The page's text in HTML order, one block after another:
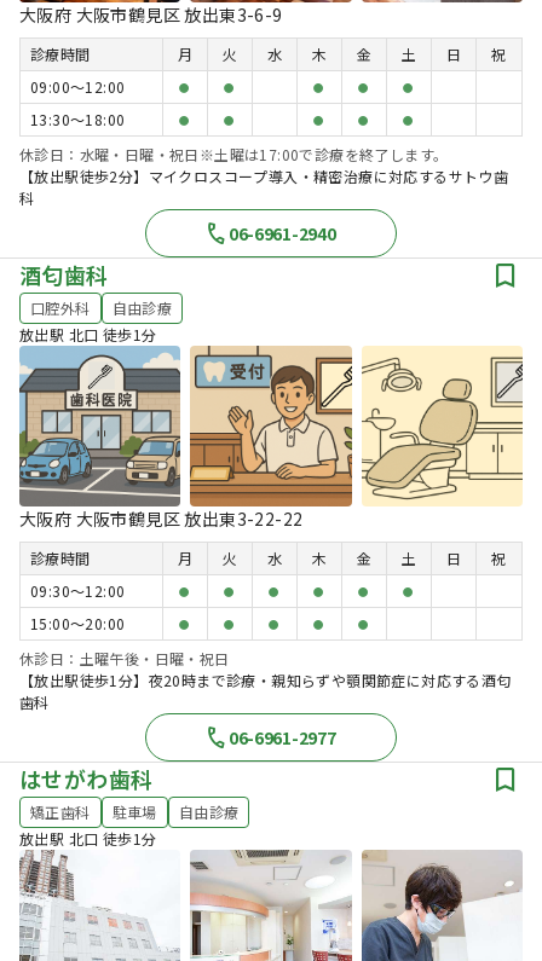
大阪府 大阪市鶴見区 放出東3-6-9
診療時間 月 火 水 木 金 土 日
祝
09:00〜12:00
● ● ● ● ●
13:30〜18:00 ● ● ● ● ●
休診日：水曜・日曜・祝日※土曜は17:00で診療を終了します。
【放出駅徒歩2分】マイクロスコープ導入・精密治療に対応するサトウ歯
科
06-6961-2940
酒匂歯科
口腔外科
自由診療
放出駅 北口 徒歩1分
大阪府 大阪市鶴見区 放出東3-22-22
診療時間 月 火 水 木 金 土 日
祝
09:30〜12:00
● ● ● ● ● ●
15:00〜20:00 ● ● ● ● ●
休診日：土曜午後・日曜・祝日
【放出駅徒歩1分】夜20時まで診療・親知らずや顎関節症に対応する酒匂
歯科
06-6961-2977
はせがわ歯科
矯正歯科 駐車場
自由診療
放出駅 北口 徒歩1分